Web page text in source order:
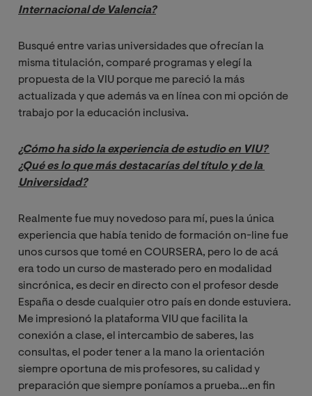
Internacional de Valencia?
Busqué entre varias universidades que ofrecían la
misma titulación, comparé programas y elegí la
propuesta de la VIU porque me pareció la más
actualizada y que además va en línea con mi opción de
trabajo por la educación inclusiva.
¿Cómo ha sido la experiencia de estudio en VIU?
¿Qué es lo que más destacarías del título y de la
Universidad?
Realmente fue muy novedoso para mí, pues la única
experiencia que había tenido de formación on-line fue
unos cursos que tomé en COURSERA, pero lo de acá
era todo un curso de masterado pero en modalidad
sincrónica, es decir en directo con el profesor desde
España o desde cualquier otro país en donde estuviera.
Me impresionó la plataforma VIU que facilita la
conexión a clase, el intercambio de saberes, las
consultas, el poder tener a la mano la orientación
siempre oportuna de mis profesores, su calidad y
preparación que siempre poníamos a prueba…en fin